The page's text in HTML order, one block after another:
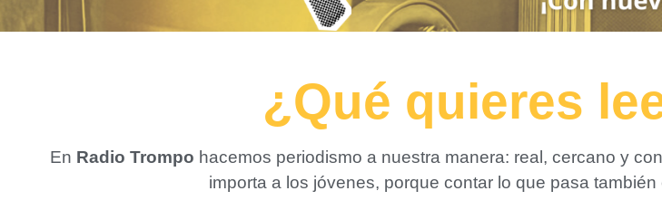
¿Qué quieres
En Radio Trompo hacemos periodismo a nuestra manera: real, cercano y
importa a los jóvenes, porque contar lo que pasa